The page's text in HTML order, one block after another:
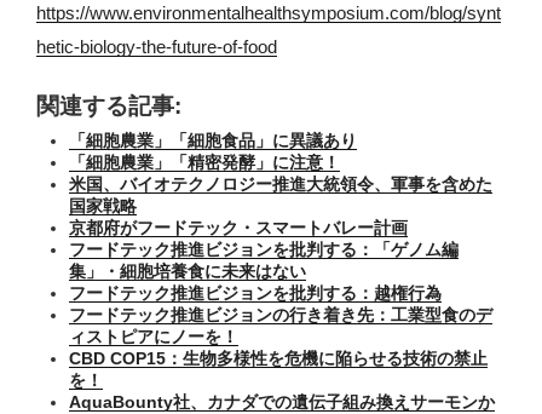
https://www.environmentalhealthsymposium.com/blog/synt
hetic-biology-the-future-of-food
関連する記事:
「細胞農業」「細胞食品」に異議あり
「細胞農業」「精密発酵」に注意！
米国、バイオテクノロジー推進大統領令、軍事を含めた
国家戦略
京都府がフードテック・スマートバレー計画
フードテック推進ビジョンを批判する：「ゲノム編
集」・細胞培養食に未来はない
フードテック推進ビジョンを批判する：越権行為
フードテック推進ビジョンの行き着き先：工業型食のデ
ィストピアにノーを！
CBD COP15：生物多様性を危機に陥らせる技術の禁止
を！
AquaBounty社、カナダでの遺伝子組み換えサーモンか